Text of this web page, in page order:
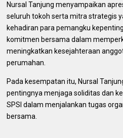
Nursal Tanjung menyampaikan
seluruh tokoh serta mitra strategis
kehadiran para pemangku
komitmen bersama dalam
meningkatkan kesejahteraan
perumahan.
Pada kesempatan itu, Nursal
pentingnya menjaga soliditas dan
SPSI dalam menjalankan tugas
bersama.